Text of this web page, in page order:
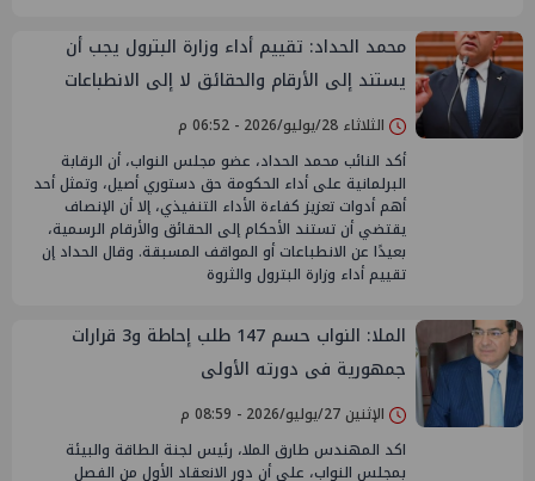
محمد الحداد: تقييم أداء وزارة البترول يجب أن
يستند إلى الأرقام والحقائق لا إلى الانطباعات
الثلاثاء 28/يوليو/2026 - 06:52 م
أكد النائب محمد الحداد، عضو مجلس النواب، أن الرقابة
البرلمانية على أداء الحكومة حق دستوري أصيل، وتمثل أحد
أهم أدوات تعزيز كفاءة الأداء التنفيذي، إلا أن الإنصاف
يقتضي أن تستند الأحكام إلى الحقائق والأرقام الرسمية،
بعيدًا عن الانطباعات أو المواقف المسبقة. وقال الحداد إن
تقييم أداء وزارة البترول والثروة
الملا: النواب حسم 147 طلب إحاطة و3 قرارات
جمهورية فى دورته الأولى
الإثنين 27/يوليو/2026 - 08:59 م
اكد المهندس طارق الملا، رئيس لجنة الطاقة والبيئة
بمجلس النواب، على أن دور الانعقاد الأول من الفصل